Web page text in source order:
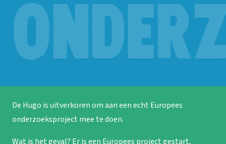
De Hugo is uitverkoren om aan een echt Europees
onderzoeksproject mee te doen.
Wat is het geval? Er is een Europees project gestart,